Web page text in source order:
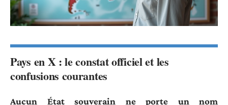
Pays en X : le constat officiel et les
confusions courantes
Aucun État souverain ne porte un nom